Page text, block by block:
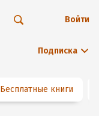
Подписка
Войти
Бесплатные книги